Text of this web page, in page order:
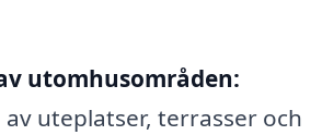
utomhusområden:
uteplatser, terrasser och